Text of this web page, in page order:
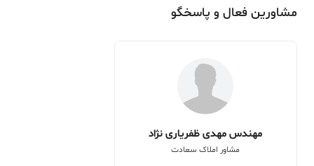
مشاورین فعال و پاسخگو
مهندس مهدی ظفریاری نژاد
مشاور املاک سعادت